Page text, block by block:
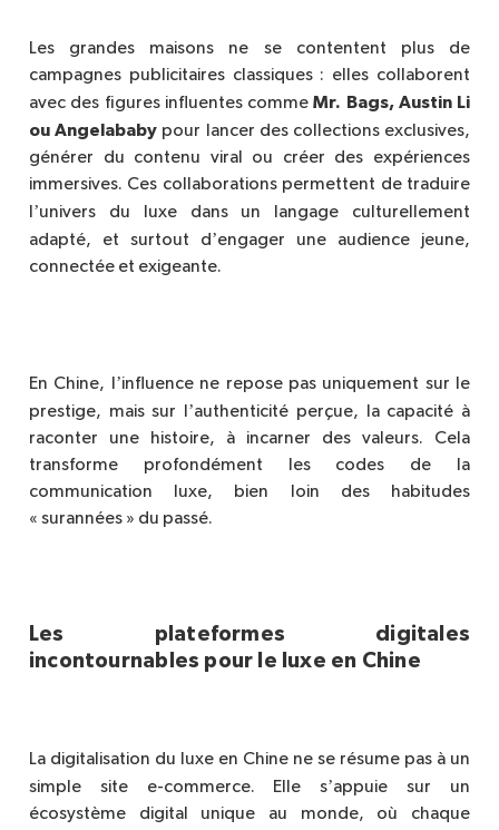
Les grandes maisons ne se contentent plus de
campagnes publicitaires classiques : elles collaborent
avec des figures influentes commeMr. Bags, Austin Li
ou Angelababy pour lancer des collections exclusives,
générer du contenu viral ou créer des expériences
immersives. Ces collaborations permettent de traduire
’univers du luxe dans un langage culturellement
adapté, et surtout d’engager une audience jeune,
connectée et exigeante.
En Chine, l ’influence ne repose pas uniquement sur le
prestige, mais sur l ’authenticité perçue, la capacité à
raconter une histoire, à incarner des valeurs. Cela
transforme profondément les codes de la
communication luxe, bien loin des habitudes
« surannées » du passé.
Les plateformes digitales
incontournables pour le luxe en Chine
La digitalisation du luxe en Chine ne se résume pas à un
simple site e-commerce. Elle s’appuie sur un
écosystème digital unique au monde, où chaque